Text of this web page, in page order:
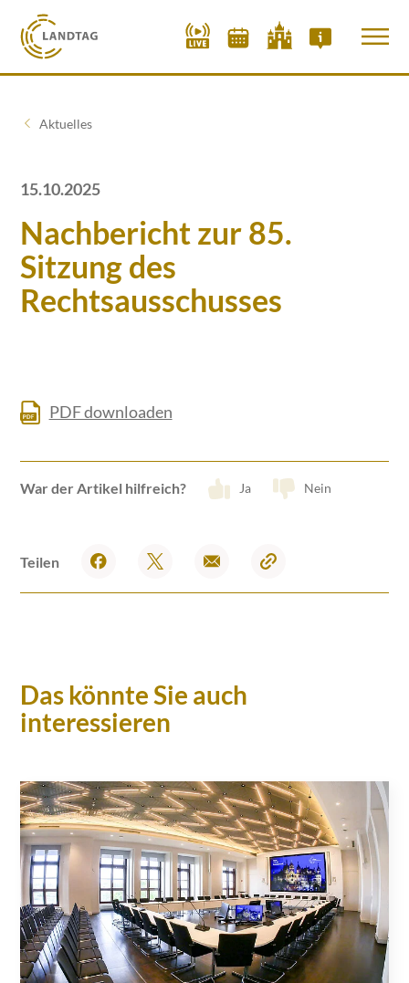
Aktuelles
15.10.2025
Nachbericht zur 85.
Sitzung des
Rechtsausschusses
PDF downloaden
War der Artikel hilfreich? Ja Nein
Teilen
Das könnte Sie auch
interessieren